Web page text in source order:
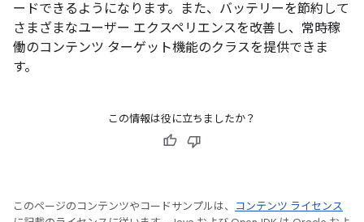
ードできるようになります。また、バッテリーを節約して
さまざまなユーザー エクスペリエンスを改善し、常時稼
働のコンテンツ ターゲット機能のクラスを提供できま
す。
この情報は役に立ちましたか？
このページのコンテンツやコードサンプルは、
コンテンツ ライセンス